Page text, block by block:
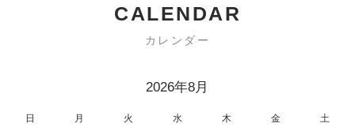
CALENDAR
カレンダー
2026年8月
日 月 火 水 木 金 土